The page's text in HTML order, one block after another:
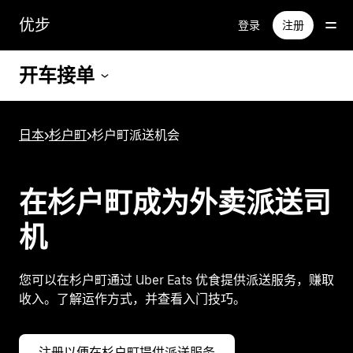
容
优步 登录 注册
开车接单
日本>杉户町>杉户町派送机会
在杉户町成为外卖派送司
机
您可以在杉户町通过 Uber Eats 优食提供派送服务，赚取
收入。了解运作方式，并查看入门技巧。